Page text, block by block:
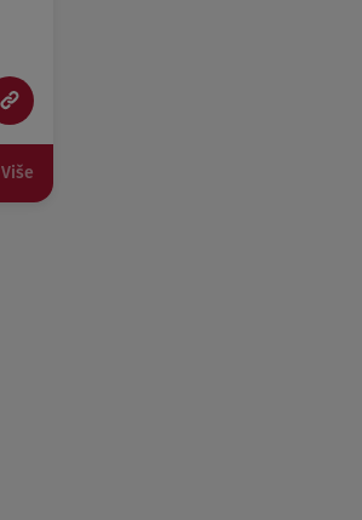
Više